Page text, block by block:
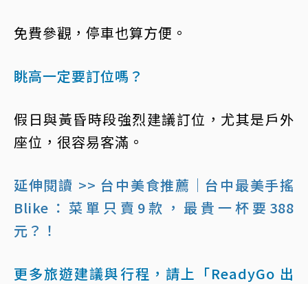
免費參觀，停車也算方便。
眺高一定要訂位嗎？
假日與黃昏時段強烈建議訂位，尤其是戶外
座位，很容易客滿。
延伸閱讀 >> 台中美食推薦｜台中最美手搖
Blike：菜單只賣9款，最貴一杯要388
元？！
更多旅遊建議與行程，請上「ReadyGo 出